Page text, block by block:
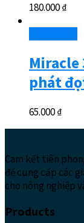
180.000₫
Miracle
phát
65.000₫
Cam kết tiên
để cung cấp các
cho nông nghiệp
Products